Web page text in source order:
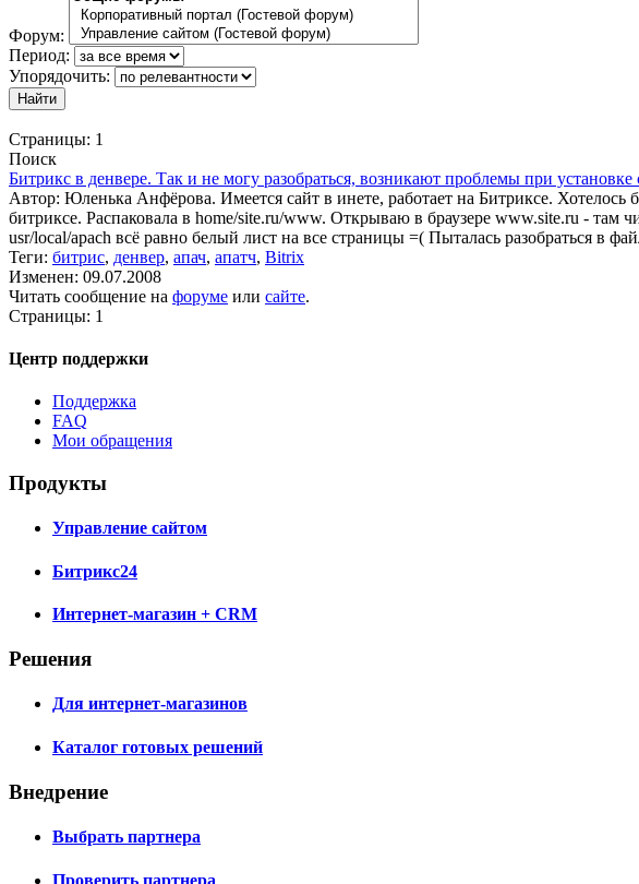
Форум:
Период:
Упорядочить:
Страницы: 1
Поиск
Битрикс в денвере. Так и не могу разобраться, возникают проблемы при
Автор: Юленька Анфёрова. Имеется сайт в инете, работает на Битриксе.
битриксе. Распаковала в home/site.ru/www. Открываю в браузере www.site.ru -
usr/local/apach всё равно белый лист на все страницы =( Пыталась разобраться в
Теги: битрис, денвер, апач, апатч, Bitrix
Изменен: 09.07.2008
Читать сообщение на форуме или сайте.
Страницы: 1
Центр поддержки
Поддержка
FAQ
Мои обращения
Продукты
Управление сайтом
Битрикс24
Интернет-магазин + CRM
Решения
Для интернет-магазинов
Каталог готовых решений
Внедрение
Выбрать партнера
Проверить партнера